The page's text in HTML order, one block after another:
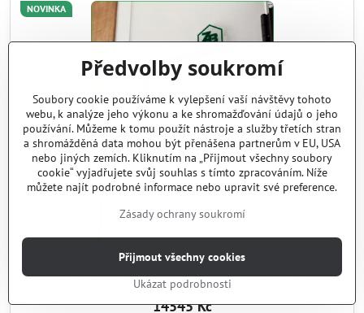
NOVINKA
Orientační tabule z plexiskla "Prominent PX 7"
Jedná se o elegantní reprezentační orientační tabuli, kterou vyrábíme z
kvalitních materiálů. Celkový rozměr s logem je 55 x 92 cm.
14545 Kč
Předvolby soukromí
Soubory cookie používáme k vylepšení vaší návštěvy tohoto
webu, k analýze jeho výkonu a ke shromažďování údajů o jeho
používání. Můžeme k tomu použít nástroje a služby třetích stran
a shromážděná data mohou být přenášena partnerům v EU, USA
nebo jiných zemích. Kliknutím na „Přijmout všechny soubory
cookie“ vyjadřujete svůj souhlas s tímto zpracováním. Níže
můžete najít podrobné informace nebo upravit své preference.
Zásady ochrany soukromí
Ukázat podrobnosti
Přijmout všechny cookies